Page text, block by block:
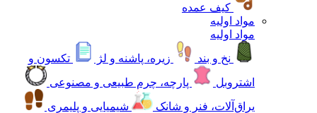
کیف عمده
مواد اولیه
مواد اولیه
نخ و بند
زیره، پاشنه و لژ
تکسون و
اشتروبل
پارچه، چرم طبیعی و مصنوعی
یراق‌آلات، فنر و شانک
شیمیایی و پلیمری